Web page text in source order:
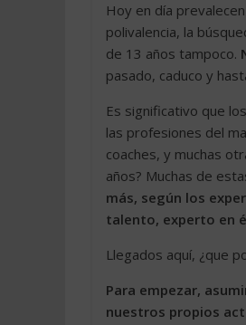
Hoy en día
polivalencia, la
de 13 años tampoco.
pasado, caduco y
Es significativo que
las profesiones del
coaches, y muchas
años? Muchas de
más, según los
talento, experto en
Llegados aquí, ¿que
Para empezar,
nuestros propios